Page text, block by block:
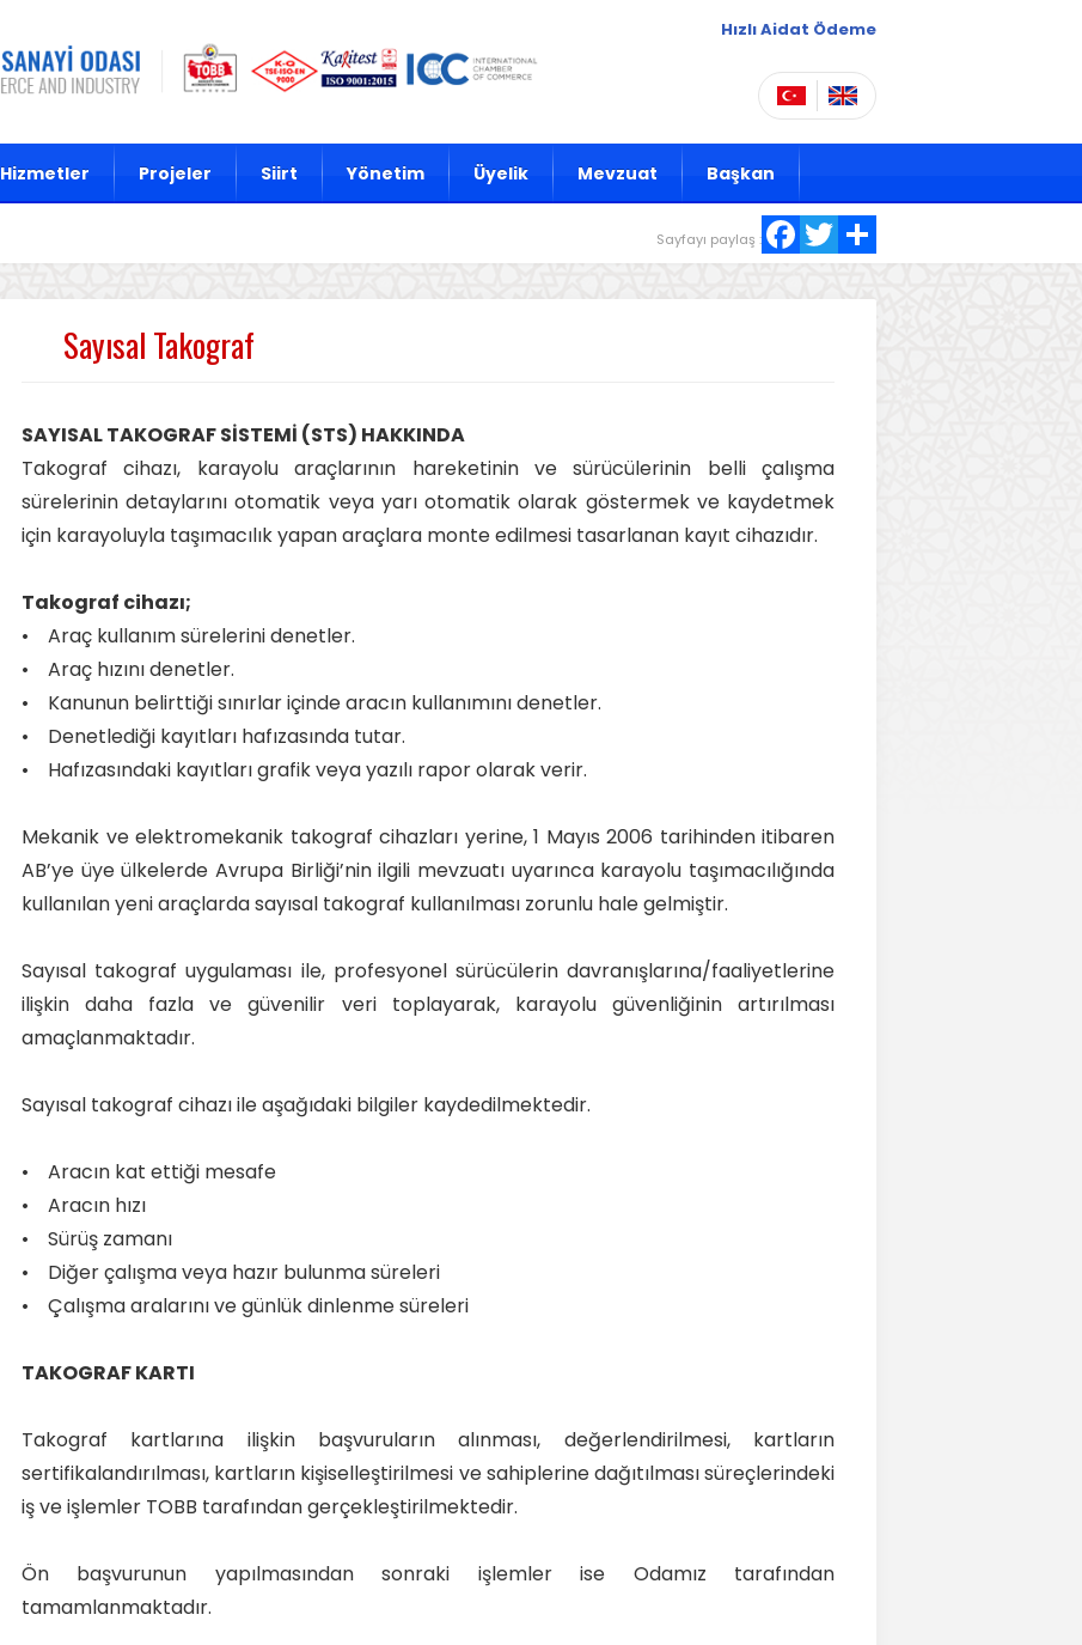
Hızlı Aidat Ödeme
Hizmetler Projeler Siirt Yönetim Üyelik Mevzuat Başkan
Sayfayı paylaş :
Sayısal Takograf
SAYISAL TAKOGRAF SİSTEMİ (STS) HAKKINDA
Takograf cihazı, karayolu araçlarının hareketinin ve sürücülerinin belli çalışma
sürelerinin detaylarını otomatik veya yarı otomatik olarak göstermek ve kaydetmek
için karayoluyla taşımacılık yapan araçlara monte edilmesi tasarlanan kayıt cihazıdır.
Takograf cihazı;
• Araç kullanım sürelerini denetler.
• Araç hızını denetler.
• Kanunun belirttiği sınırlar içinde aracın kullanımını denetler.
• Denetlediği kayıtları hafızasında tutar.
• Hafızasındaki kayıtları grafik veya yazılı rapor olarak verir.
Mekanik ve elektromekanik takograf cihazları yerine, 1 Mayıs 2006 tarihinden itibaren
AB’ye üye ülkelerde Avrupa Birliği’nin ilgili mevzuatı uyarınca karayolu taşımacılığında
kullanılan yeni araçlarda sayısal takograf kullanılması zorunlu hale gelmiştir.
Sayısal takograf uygulaması ile, profesyonel sürücülerin davranışlarına/faaliyetlerine
ilişkin daha fazla ve güvenilir veri toplayarak, karayolu güvenliğinin artırılması
amaçlanmaktadır.
Sayısal takograf cihazı ile aşağıdaki bilgiler kaydedilmektedir.
• Aracın kat ettiği mesafe
• Aracın hızı
• Sürüş zamanı
• Diğer çalışma veya hazır bulunma süreleri
• Çalışma aralarını ve günlük dinlenme süreleri
TAKOGRAF KARTI
Takograf kartlarına ilişkin başvuruların alınması, değerlendirilmesi, kartların
sertifikalandırılması, kartların kişiselleştirilmesi ve sahiplerine dağıtılması süreçlerindeki
iş ve işlemler TOBB tarafından gerçekleştirilmektedir.
Ön başvurunun yapılmasından sonraki işlemler ise Odamız tarafından
tamamlanmaktadır.